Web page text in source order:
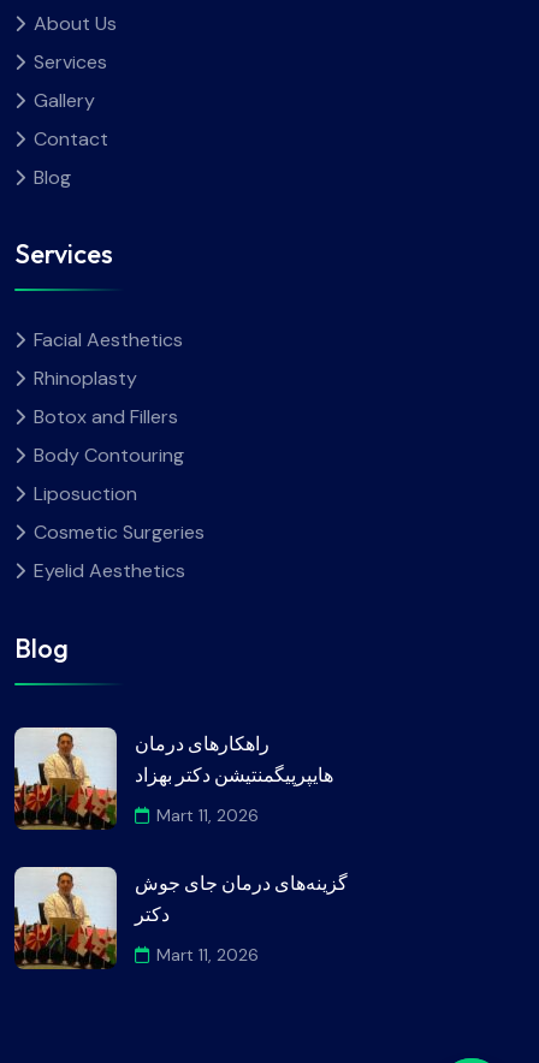
About Us
Services
Gallery
Contact
Blog
Services
Facial Aesthetics
Rhinoplasty
Botox and Fillers
Body Contouring
Liposuction
Cosmetic Surgeries
Eyelid Aesthetics
Blog
راهکارهای درمان
هایپرپیگمنتیشن دکتر بهزاد
Mart 11, 2026
گزینه‌های درمان جای جوش
دکتر
Mart 11, 2026